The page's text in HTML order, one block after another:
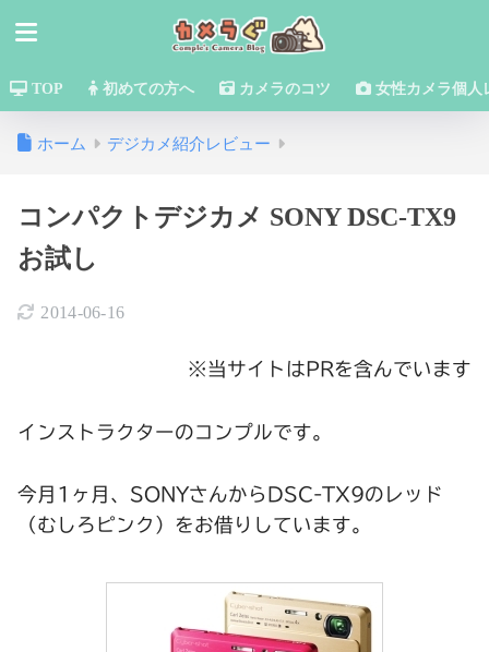
TOP 初めての方へ カメラのコツ 女性カメラ個人
ホーム デジカメ紹介レビュー
コンパクトデジカメ SONY DSC-TX9
お試し
2014-06-16
※当サイトはPRを含んでいます
インストラクターのコンプルです。
今月1ヶ月、SONYさんからDSC-TX9のレッド
（むしろピンク）をお借りしています。